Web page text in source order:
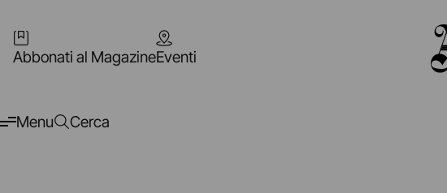
Abbonati al MagazineEventi
Menu Cerca